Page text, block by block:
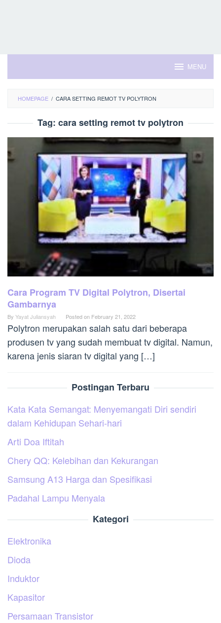
MENU
HOMEPAGE / CARA SETTING REMOT TV POLYTRON
Tag: cara setting remot tv polytron
Cara Program TV Digital Polytron, Disertai
Gambarnya
By Yayat Juliansyah Posted on February 21, 2022
Polytron merupakan salah satu dari beberapa
produsen tv yang sudah membuat tv digital. Namun,
karena jenis siaran tv digital yang […]
Postingan Terbaru
Kata Kata Semangat: Menyemangati Diri sendiri
dalam Kehidupan Sehari-hari
Arti Doa Iftitah
Chery QQ: Kelebihan dan Kekurangan
Samsung A13 Harga dan Spesifikasi
Padahal Lampu Menyala
Kategori
Elektronika
Dioda
Induktor
Kapasitor
Persamaan Transistor